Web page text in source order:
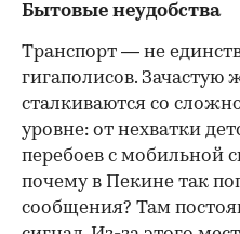
Бытовые неудобства
Транспорт — не
гигаполисов. Зачастую
сталкиваются со
уровне: от нехватки
перебоев с мобильной
почему в Пекине так
сообщения? Там